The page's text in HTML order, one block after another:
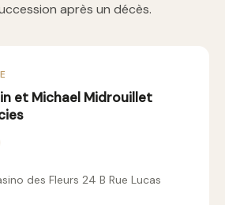
après un décès.
et Michael Midrouillet
des Fleurs 24 B Rue Lucas